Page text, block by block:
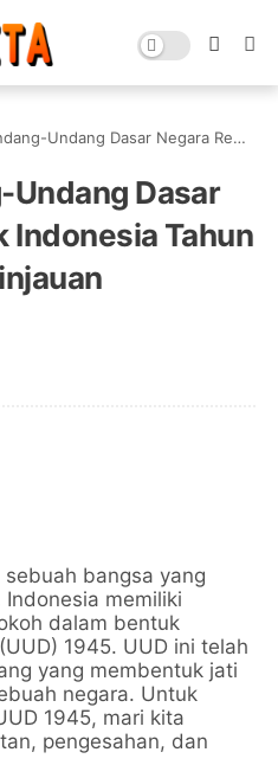
Negara Republik Indonesia Tahun 1945: Sebuah Tinjauan Mendalam
Undang Dasar
Indonesia Tahun
sebuah bangsa yang
memiliki
dalam bentuk
1945. UUD ini telah
yang membentuk jati
negara. Untuk
1945, mari kita
pengesahan, dan